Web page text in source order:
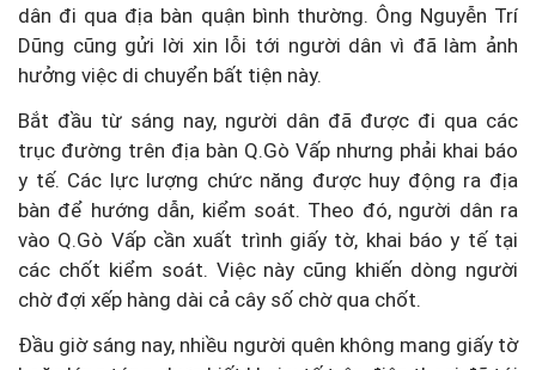
dân đi qua địa bàn quận bình thường. Ông Nguyễn Trí
Dũng cũng gửi lời xin lỗi tới người dân vì đã làm ảnh
hưởng việc di chuyển bất tiện này.
Bắt đầu từ sáng nay, người dân đã được đi qua các
trục đường trên địa bàn Q.Gò Vấp nhưng phải khai báo
y tế. Các lực lượng chức năng được huy động ra địa
bàn để hướng dẫn, kiểm soát. Theo đó, người dân ra
vào Q.Gò Vấp cần xuất trình giấy tờ, khai báo y tế tại
các chốt kiểm soát. Việc này cũng khiến dòng người
chờ đợi xếp hàng dài cả cây số chờ qua chốt.
Đầu giờ sáng nay, nhiều người quên không mang giấy tờ